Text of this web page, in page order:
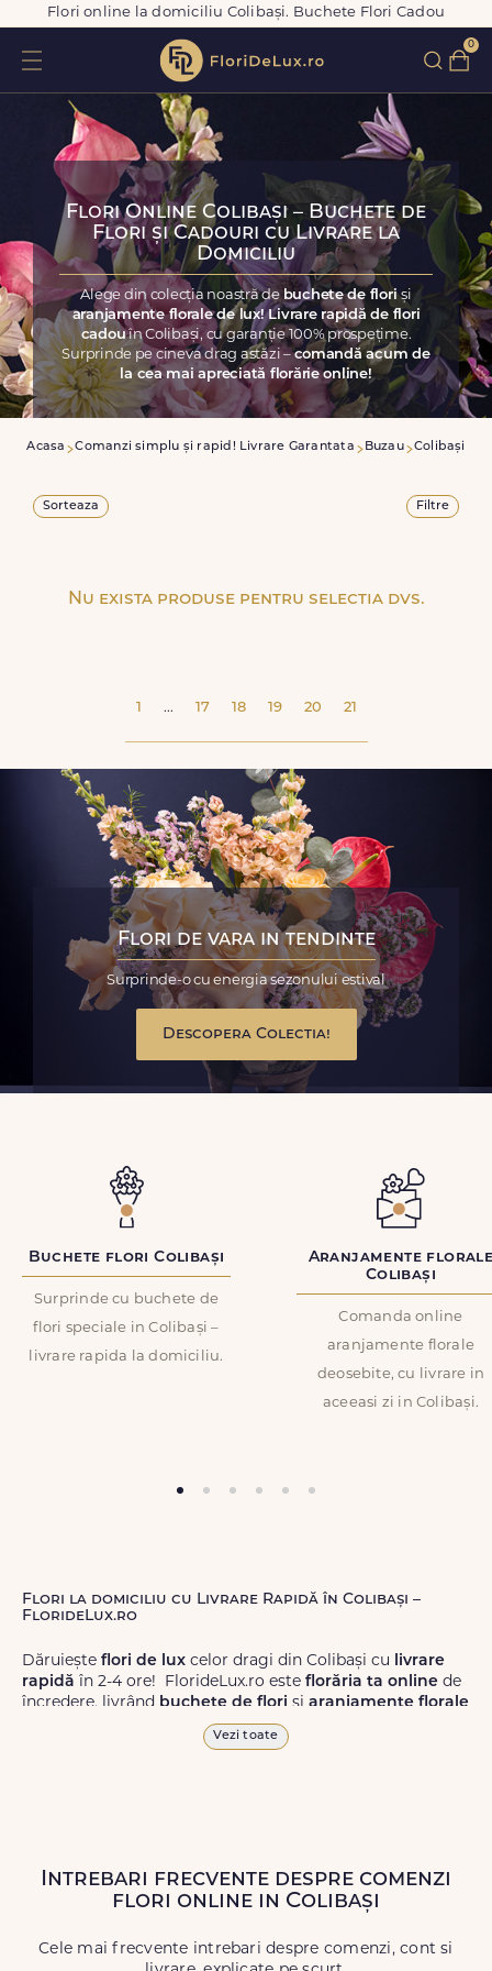
Flori online la domiciliu Colibași. Buchete Flori Cadou
0
Flori Online Colibași – Buchete de
Flori și Cadouri cu Livrare la
Domiciliu
Alege din colecția noastră de buchete de floriși
aranjamente florale de lux! Livrare rapidă de flori
cadouîn Colibași, cu garanție 100% prospețime.
Surprinde pe cineva drag astăzi –comandă acum de
la cea mai apreciată florărie online!
Acasa Comanzi simplu și rapid! Livrare Garantata Buzau Colibași
Sorteaza Filtre
Nu exista produse pentru selectia dvs.
1 ... 17 18 19 20 21
Flori de vara in tendinte
Surprinde-o cu energia sezonului estival
Descopera Colectia!
Buchete flori Colibași
Surprinde cu buchete de
flori speciale in Colibași –
livrare rapida la domiciliu.
Aranjamente
Colibași
Comanda online
aranjamente florale
deosebite, cu livrare in
aceeasi zi in Colibași.
Flori la domiciliu cu Livrare Rapidă în Colibași –
FlorideLux.ro
Dăruiește flori de lux celor dragi din Colibași cu livrare
rapidă în 2-4 ore! FlorideLux.ro este florăria ta online de
încredere, livrând buchete de flori și aranjamente florale
de calitate superioară în Colibași și în toată România.
Livrăm buchete de florichiar și în weekend, pentru ca tu
să poți adresa un gest frumos atunci când ai nevoie.
Vezi toate
Intrebari frecvente despre comenzi
flori online in Colibași
Cele mai frecvente intrebari despre comenzi, cont si